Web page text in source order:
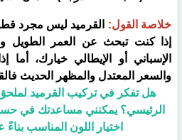
​خلاصة القول: القرميد ليس مجرد
إذا كنت تبحث عن العمر الطويل
الإسباني أو الإيطالي خيارك،
والسعر المعتدل والمظهر الحديث
​هل تفكر في تركيب القرميد
الرئيسي؟ يمكنني مساعدتك في
اختيار اللون المناسب